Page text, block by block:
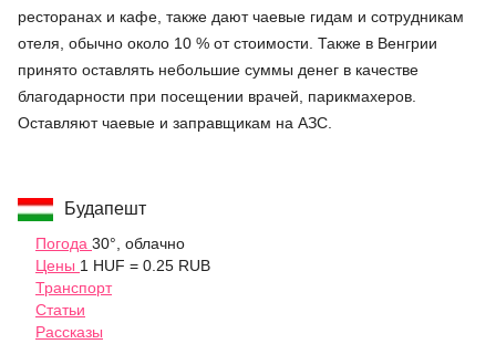
ресторанах и кафе, также дают чаевые гидам и сотрудникам
отеля, обычно около 10 % от стоимости. Также в Венгрии
принято оставлять небольшие суммы денег в качестве
благодарности при посещении врачей, парикмахеров.
Оставляют чаевые и заправщикам на АЗС.
Будапешт
Погода 30°, облачно
Цены 1 HUF = 0.25 RUB
Транспорт
Статьи
Рассказы